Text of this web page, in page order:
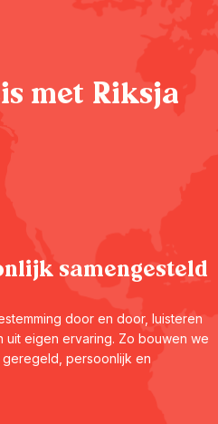
met Riksja
samengesteld
door en door, luisteren
uit eigen ervaring. Zo bouwen we
persoonlijk en